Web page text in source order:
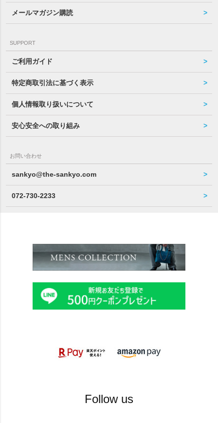
メールマガジン購読
SUPPORT
ご利用ガイド
特定商取引法に基づく表示
個人情報取り扱いについて
安心安全への取り組み
お問い合わせ
sankyo@the-sankyo.com
072-730-2233
Follow us